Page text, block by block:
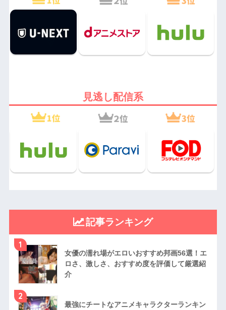
見逃し配信系
記事ランキング
1
女優の濡れ場がエロいおすすめ邦画56選！エ
ロさ、激しさ、おすすめ度を評価して厳選紹
介
2
最強にチートなアニメキャラクターランキン